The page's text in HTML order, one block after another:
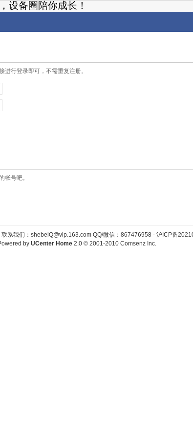
设备圈陪你成长！
行登录即可，不需重复注册。
帐号吧。
联系我们：shebeiQ@vip.163.com QQ/微信：867476958- 沪ICP备
by UCenter Home 2.0© 2001-2010 Comsenz Inc.